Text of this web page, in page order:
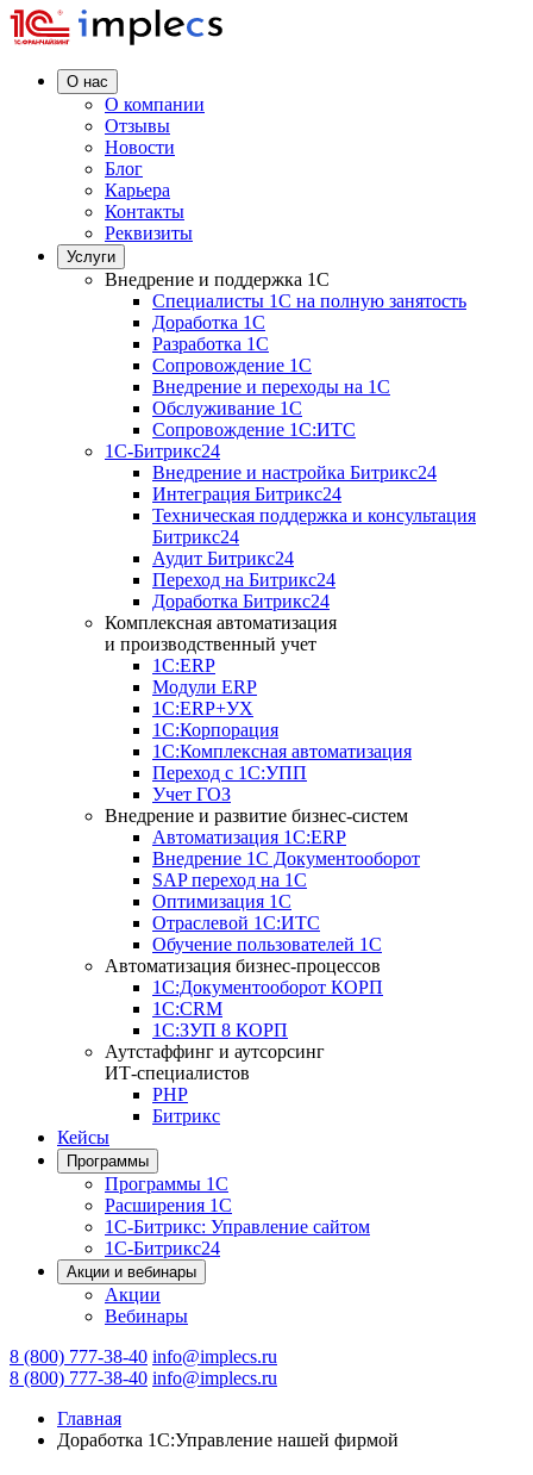
О нас
О компании
Отзывы
Новости
Блог
Карьера
Контакты
Реквизиты
Услуги
Внедрение и поддержка 1C
Специалисты 1C на полную занятость
Доработка 1C
Разработка 1C
Сопровождение 1C
Внедрение и переходы на 1C
Обслуживание 1C
Сопровождение 1C:ИТС
1С-Битрикс24
Внедрение и настройка Битрикс24
Интеграция Битрикс24
Техническая поддержка и консультация
Битрикс24
Аудит Битрикс24
Переход на Битрикс24
Доработка Битрикс24
Комплексная автоматизация
и производственный учет
1С:ERP
Модули ERP
1C:ERP+УХ
1С:Корпорация
1С:Комплексная автоматизация
Переход с 1С:УПП
Учет ГОЗ
Внедрение и развитие бизнес-систем
Автоматизация 1С:ERP
Внедрение 1С Документооборот
SAP переход на 1С
Оптимизация 1С
Отраслевой 1С:ИТС
Обучение пользователей 1С
Автоматизация бизнес-процессов
1С:Документооборот КОРП
1С:CRM
1С:ЗУП 8 КОРП
Аутстаффинг и аутсорсинг
ИТ-специалистов
PHP
Битрикс
Кейсы
Программы
Программы 1С
Расширения 1С
1С-Битрикс: Управление сайтом
1С-Битрикс24
Акции и вебинары
Акции
Вебинары
8 (800) 777-38-40 info@implecs.ru
8 (800) 777-38-40 info@implecs.ru
Главная
Доработка 1С:Управление нашей фирмой